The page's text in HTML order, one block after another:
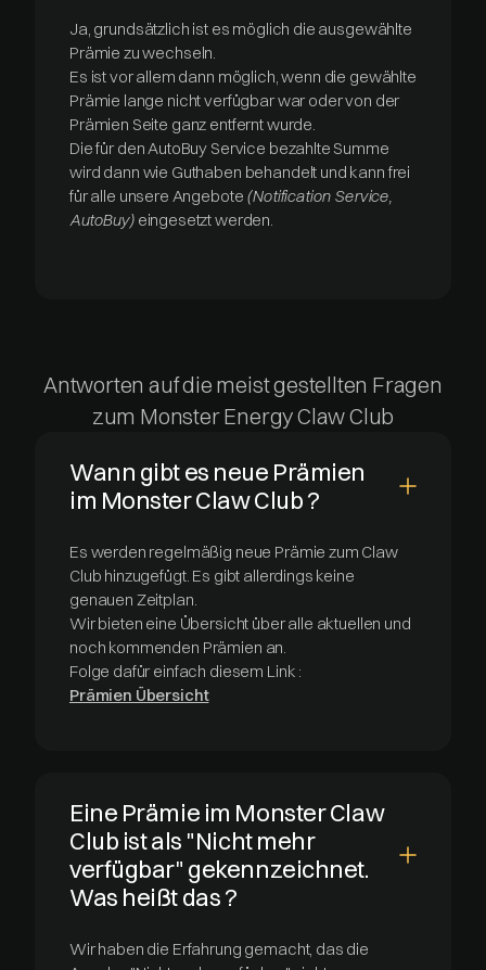
Ja, grundsätzlich ist es möglich die ausgewählte
Prämie zu wechseln.
Es ist vor allem dann möglich, wenn die gewählte
Prämie lange nicht verfügbar war oder von der
Prämien Seite ganz entfernt wurde.
Die für den AutoBuy Service bezahlte Summe
wird dann wie Guthaben behandelt und kann frei
für alle unsere Angebote (Notification Service,
AutoBuy) eingesetzt werden.
Antworten auf die meist gestellten Fragen
zum Monster Energy Claw Club
Wann gibt es neue Prämien
im Monster Claw Club ?
Es werden regelmäßig neue Prämie zum Claw
Club hinzugefügt. Es gibt allerdings keine
genauen Zeitplan.
Wir bieten eine Übersicht über alle aktuellen und
noch kommenden Prämien an.
Folge dafür einfach diesem Link :
Prämien Übersicht
Eine Prämie im Monster Claw
Club ist als "Nicht mehr
verfügbar" gekennzeichnet.
Was heißt das ?
Wir haben die Erfahrung gemacht, das die